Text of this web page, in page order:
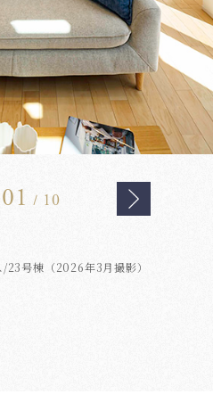
01 / 10
23号棟（2026年3月撮影）